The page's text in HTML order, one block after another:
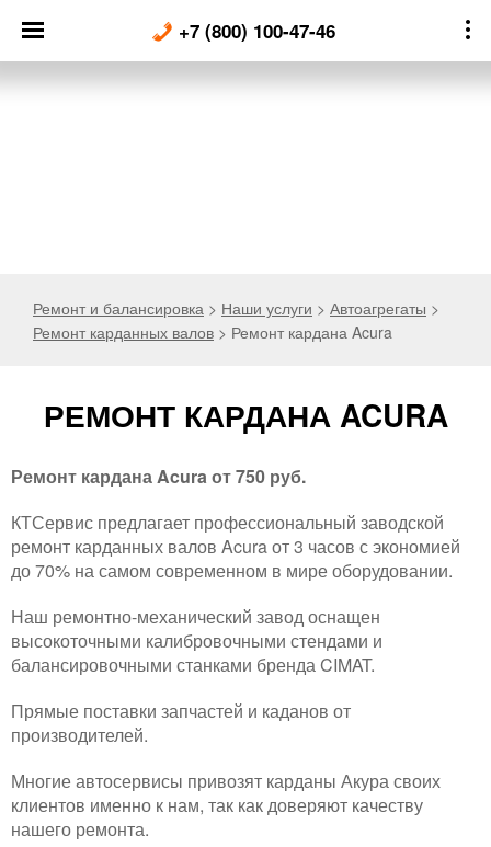
content
+7 (800) 100-47-46
Ремонт и балансировка > Наши услуги > Автоагрегаты >
Ремонт карданных валов > Ремонт кардана Acura
РЕМОНТ КАРДАНА ACURA
Ремонт кардана Acura от 750 руб.
КТСервис предлагает профессиональный заводской
ремонт карданных валов Acura от 3 часов с экономией
до 70% на самом современном в мире оборудовании.
Наш ремонтно-механический завод оснащен
высокоточными калибровочными стендами и
балансировочными станками бренда CIMAT.
Прямые поставки запчастей и каданов от
производителей.
Многие автосервисы привозят карданы Акура своих
клиентов именно к нам, так как доверяют качеству
нашего ремонта.